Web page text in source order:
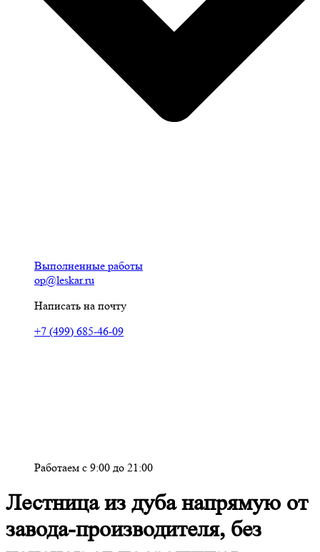
Выполненные работы
op@leskar.ru
Написать на почту
+7 (499) 685-46-09
Работаем с 9:00 до 21:00
Лестница из дуба напрямую от
завода-производителя, без